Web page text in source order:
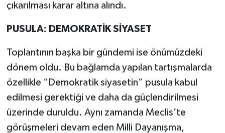
çıkarılması karar altına alındı.
PUSULA: DEMOKRATİK SİYASET
Toplantının başka bir gündemi ise önümüzdeki
dönem oldu. Bu bağlamda yapılan tartışmalarda
özellikle “Demokratik siyasetin” pusula kabul
edilmesi gerektiği ve daha da güçlendirilmesi
üzerinde duruldu. Aynı zamanda Meclis’te
görüşmeleri devam eden Milli Dayanışma,